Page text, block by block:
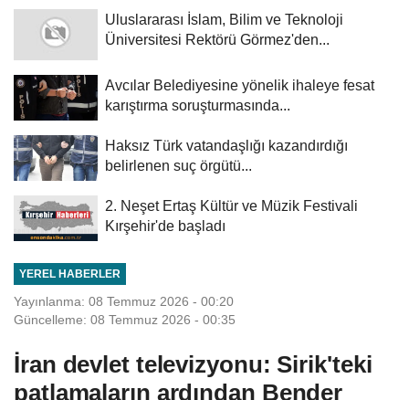
Uluslararası İslam, Bilim ve Teknoloji
Üniversitesi Rektörü Görmez'den...
Avcılar Belediyesine yönelik ihaleye fesat
karıştırma soruşturmasında...
Haksız Türk vatandaşlığı kazandırdığı
belirlenen suç örgütü...
2. Neşet Ertaş Kültür ve Müzik Festivali
Kırşehir'de başladı
YEREL HABERLER
Yayınlanma: 08 Temmuz 2026 - 00:20
Güncelleme: 08 Temmuz 2026 - 00:35
İran devlet televizyonu: Sirik'teki
patlamaların ardından Bender